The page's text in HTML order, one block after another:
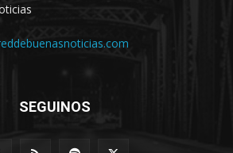
SEGUINOS